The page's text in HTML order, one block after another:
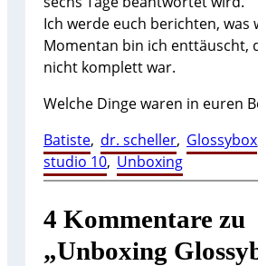
Ich werde euch berichten, was
Momentan bin ich enttäuscht,
nicht komplett war.
Welche Dinge waren in euren
Batiste, dr. scheller, Glossybox
studio 10, Unboxing
4 Kommentare zu
„Unboxing